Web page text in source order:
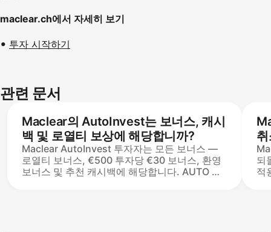
maclear.ch에서 자세히 보기
투자 시작하기
관련 문서
Maclear의 AutoInvest는 보너스, 캐시
백 및 로열티 보상에 해당합니까?
Maclear AutoInvest 투자자는 모든 보너스 —
로열티 보너스, €500 투자당 €30 보너스, 환영
보너스 및 추천 캐시백에 해당합니다. AUTO 태
되
적